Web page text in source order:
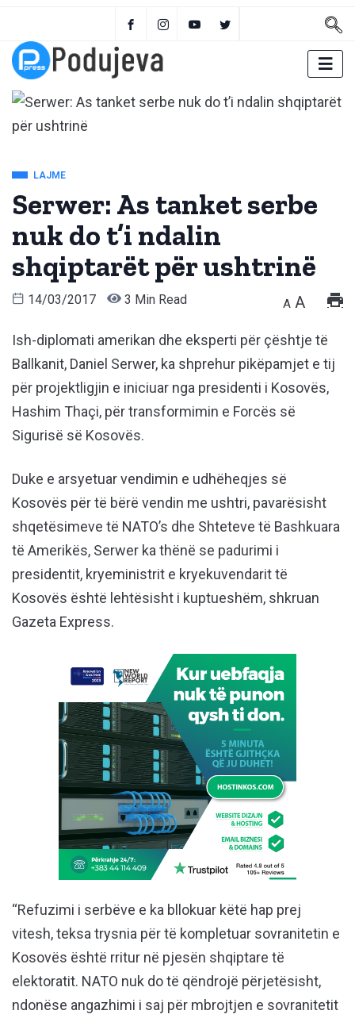
LAJME
Serwer: As tanket serbe
nuk do t’i ndalin
shqiptarët për ushtrinë
14/03/2017 3 Min Read A A
Ish-diplomati amerikan dhe eksperti për çështje të
Ballkanit, Daniel Serwer, ka shprehur pikëpamjet e tij
për projektligjin e iniciuar nga presidenti i Kosovës,
Hashim Thaçi, për transformimin e Forcës së
Sigurisë së Kosovës.
Duke e arsyetuar vendimin e udhëheqjes së
Kosovës për të bërë vendin me ushtri, pavarësisht
shqetësimeve të NATO’s dhe Shteteve të Bashkuara
të Amerikës, Serwer ka thënë se padurimi i
presidentit, kryeministrit e kryekuvendarit të
Kosovës është lehtësisht i kuptueshëm, shkruan
Gazeta Express.
“Refuzimi i serbëve e ka bllokuar këtë hap prej
vitesh, teksa trysnia për të kompletuar sovranitetin e
Kosovës është rritur në pjesën shqiptare të
elektoratit. NATO nuk do të qëndrojë përjetësisht,
ndonëse angazhimi i saj për mbrojtjen e sovranitetit